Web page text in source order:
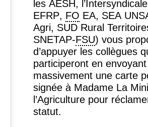
les AESH,
EFRP, FO EA, SEA
Agri, SUDRural
SNETAP-FSU) vous
d’appuyer les collègues
participeront en envoyant
massivement une carte
signée à Madame La
l’Agriculture pour
statut.